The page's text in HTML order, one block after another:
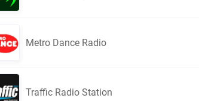
Metro Dance Radio
Traffic Radio Station